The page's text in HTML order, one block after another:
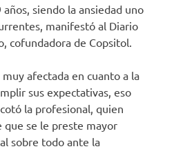
siendo la ansiedad uno
manifestó al Diario
cofundadora de Copsitol.
afectada en cuanto a la
sus expectativas, eso
la profesional, quien
que se le preste mayor
sobre todo ante la